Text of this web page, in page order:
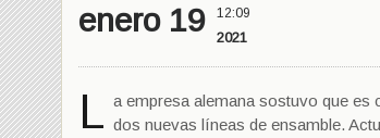
enero 19 12:09
2021
L a empresa alemana sostuvo que es
dos nuevas líneas de ensamble.